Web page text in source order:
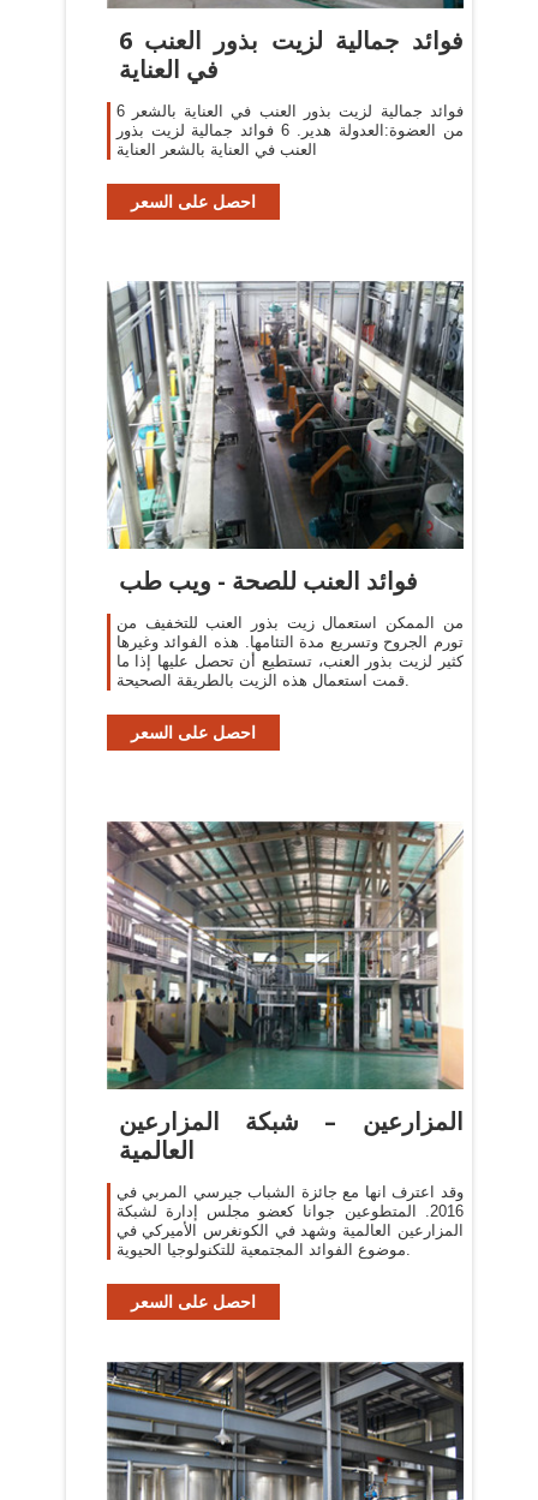
6 فوائد جمالية لزيت بذور العنب
في العناية
6 فوائد جمالية لزيت بذور العنب في العناية بالشعر
من العضوة:العدولة هدير. 6 فوائد جمالية لزيت بذور
العنب في العناية بالشعر العناية
احصل على السعر
فوائد العنب للصحة - ويب طب
من الممكن استعمال زيت بذور العنب للتخفيف من
تورم الجروح وتسريع مدة التئامها. هذه الفوائد وغيرها
كثير لزيت بذور العنب، تستطيع أن تحصل عليها إذا ما
قمت استعمال هذه الزيت بالطريقة الصحيحة.
احصل على السعر
المزارعين – شبكة المزارعين
العالمية
وقد اعترف انها مع جائزة الشباب جيرسي المربي في
2016. المتطوعين جوانا كعضو مجلس إدارة لشبكة
المزارعين العالمية وشهد في الكونغرس الأميركي في
موضوع الفوائد المجتمعية للتكنولوجيا الحيوية.
احصل على السعر